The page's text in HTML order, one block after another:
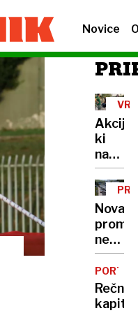
Novice
VAL
Akcija,
ki
delita
hladno
vodo,
a
razlog
večji,
kot
se
Nova
zaprla
proti
Rečni